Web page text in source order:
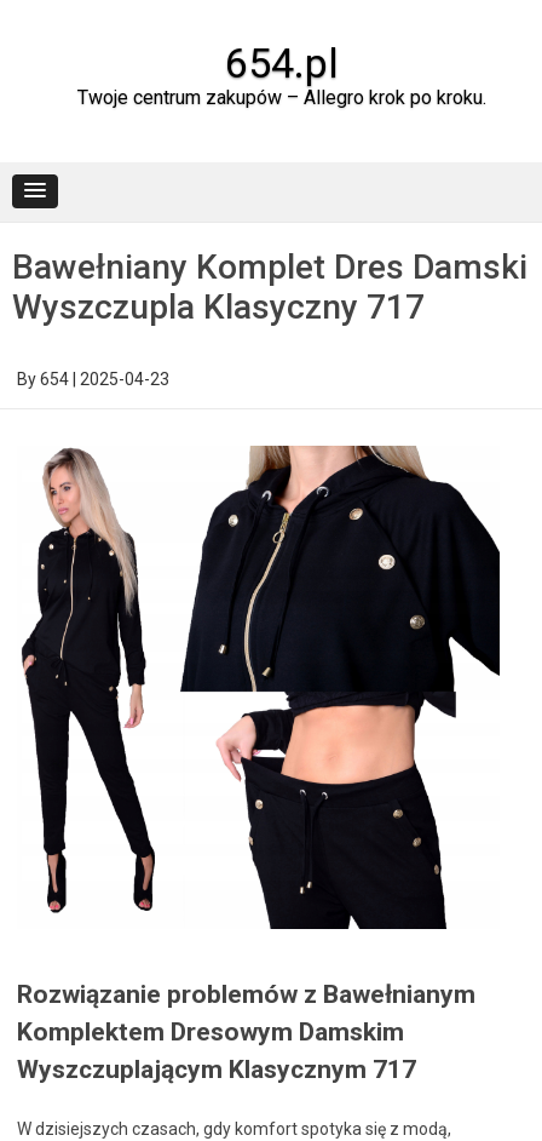
654.pl
Twoje centrum zakupów – Allegro krok po kroku.
Bawełniany Komplet Dres Damski
Wyszczupla Klasyczny 717
By654 2025-04-23
Rozwiązanie problemów z Bawełnianym
Komplektem Dresowym Damskim
Wyszczuplającym Klasycznym 717
W dzisiejszych czasach, gdy komfort spotyka się z modą,